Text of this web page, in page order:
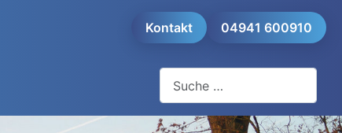
Kontakt 04941 600910